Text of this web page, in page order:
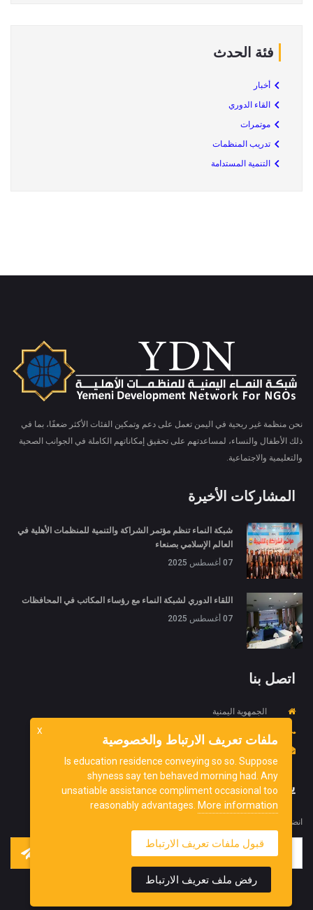
فئة الحدث
أخبار
القاء الدوري
موتمرات
تدريب المنظمات
التنمية المستدامة
نحن منظمة غير ربحية في اليمن تعمل على دعم وتمكين الفئات الأكثر ضعفًا، بما في
ذلك الأطفال والنساء، لمساعدتهم على تحقيق إمكاناتهم الكاملة في الجوانب الصحية
والتعليمية والاجتماعية.
المشاركات الأخيرة
شبكة النماء تنظم مؤتمر الشراكة والتنمية للمنظمات الأهلية في
العالم الإسلامي بصنعاء
07 أغسطس 2025
اللقاء الدوري لشبكة النماء مع رؤساء المكاتب في المحافظات
07 أغسطس 2025
اتصل بنا
الجمهوية اليمنية
info@ydnorg.org
يشترك
انضم إلى نشرتنا الإخبارية للحصول على آخر التحديثات منا.
X ملفات تعريف الارتباط والخصوصية
Is education residence conveying so so. Suppose
shyness say ten behaved morning had. Any
unsatiable assistance compliment occasional too
reasonably advantages. More information
قبول ملفات تعريف الارتباط
رفض ملف تعريف الارتباط